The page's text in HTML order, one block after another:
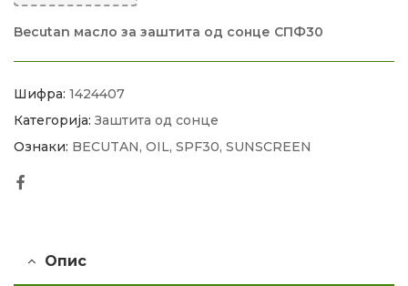
Becutan масло за заштита од сонце СПФ30
Шифра: 1424407
Категорија: Заштита од сонце
Ознаки: BECUTAN, OIL, SPF30, SUNSCREEN
Опис